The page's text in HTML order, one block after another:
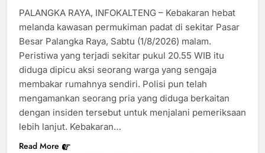
PALANGKA RAYA, INFOKALTENG – Kebakaran hebat
melanda kawasan permukiman padat di sekitar Pasar
Besar Palangka Raya, Sabtu (1/8/2026) malam.
Peristiwa yang terjadi sekitar pukul 20.55 WIB itu
diduga dipicu aksi seorang warga yang sengaja
membakar rumahnya sendiri. Polisi pun telah
mengamankan seorang pria yang diduga berkaitan
dengan insiden tersebut untuk menjalani pemeriksaan
lebih lanjut. Kebakaran…
Read More